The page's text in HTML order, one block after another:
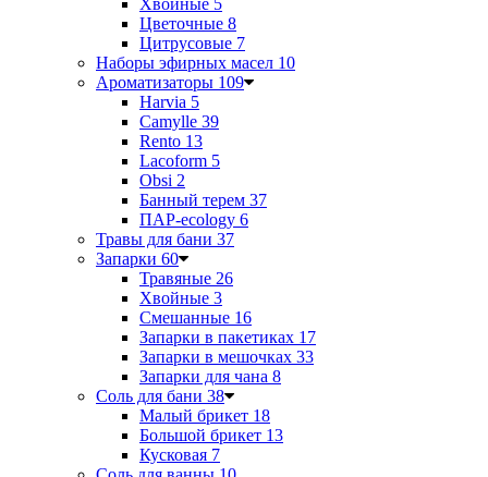
Хвойные 5
Цветочные 8
Цитрусовые 7
Наборы эфирных масел 10
Ароматизаторы 109
Harvia 5
Camylle 39
Rento 13
Lacoform 5
Obsi 2
Банный терем 37
ПАР-ecology 6
Травы для бани 37
Запарки 60
Травяные 26
Хвойные 3
Смешанные 16
Запарки в пакетиках 17
Запарки в мешочках 33
Запарки для чана 8
Соль для бани 38
Малый брикет 18
Большой брикет 13
Кусковая 7